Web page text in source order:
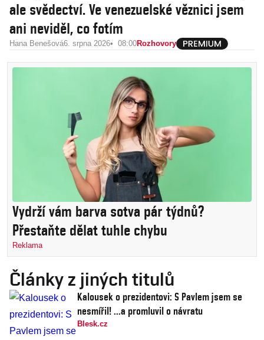
ale svědectví. Ve venezuelské věznici jsem
ani neviděl, co fotím
Hana Benešová6. srpna 2026 08:00Rozhovory
Vydrží vám barva sotva pár týdnů?
Přestaňte dělat tuhle chybu
Reklama
Články z jiných titulů
Kalousek o prezidentovi: S Pavlem jsem se
nesmířil! ...a promluvil o návratu
Blesk.cz